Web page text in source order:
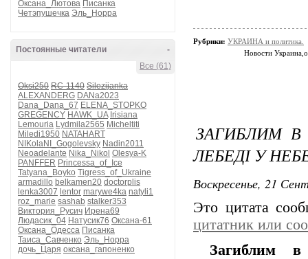
Оксана_Лютова Писанка
Четэпушечка Эль_Норра
-
Постоянные читатели
Все (61)
Oksi250 RC-1140 Silezijanka
ALEXANDERG DANa2023
Dana_Dana_67 ELENA_STOPKO
GREGENCY HAWK_UA Irisiana
Lemouria Lydmila2565 Micheltiti
Miledi1950 NATAHART
NIKolaNI_Gogolevsky Nadin2011
Neoadelante Nika_Nikol Olesya-K
PANFFER Princessa_of_Ice
Tatyana_Boyko Tigress_of_Ukraine
armadillo belkamen20 doctorplis
lenka3007 lentor marywe4ka natyli1
roz_marie sashab stalker353
Виктория_Русич Ирена69
Людасик_04 Натусик76 Оксана-61
Оксана_Одесса Писанка
Таиса_Савченко Эль_Норра
дочь_Царя оксана_гапоненко
Рубрики: УКРАИНА и политика.
Новости
ЗАГИБЛИМ В
ЛЕБЕДІ У
Воскресенье, 21
Это цитата
цитатник или
Загиблим в